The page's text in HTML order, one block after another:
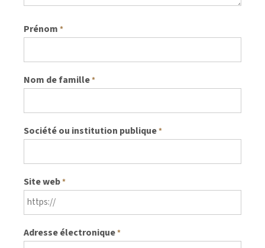
Prénom *
Nom de famille*
Société ou institution publique*
Site web*
Adresse électronique*